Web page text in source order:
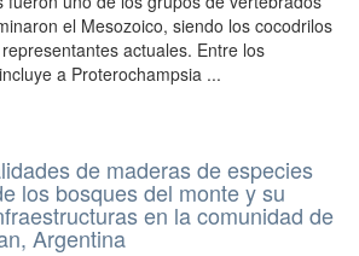
el Mesozoico, siendo los cocodrilos
actuales. Entre los
a Proterochampsia ...
de maderas de especies
los bosques del monte y su
en la comunidad de
Argentina